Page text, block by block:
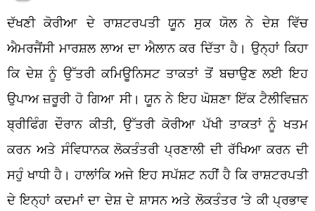
ਦੱਖਣੀ ਕੋਰੀਆ ਦੇ ਰਾਸ਼ਟਰਪਤੀ ਯੂਨ ਸੁਕ ਯੋਲ ਨੇ ਦੇਸ਼ ਵਿੱਚ
ਐਮਰਜੈਂਸੀ ਮਾਰਸ਼ਲ ਲਾਅ ਦਾ ਐਲਾਨ ਕਰ ਦਿੱਤਾ ਹੈ। ਉਨ੍ਹਾਂ ਕਿਹਾ
ਕਿ ਦੇਸ਼ ਨੂੰ ਉੱਤਰੀ ਕਮਿਊਨਿਸਟ ਤਾਕਤਾਂ ਤੋਂ ਬਚਾਉਣ ਲਈ ਇਹ
ਉਪਾਅ ਜ਼ਰੂਰੀ ਹੋ ਗਿਆ ਸੀ। ਯੂਨ ਨੇ ਇਹ ਘੋਸ਼ਣਾ ਇੱਕ ਟੈਲੀਵਿਜ਼ਨ
ਬ੍ਰੀਫਿੰਗ ਦੌਰਾਨ ਕੀਤੀ, ਉੱਤਰੀ ਕੋਰੀਆ ਪੱਖੀ ਤਾਕਤਾਂ ਨੂੰ ਖਤਮ
ਕਰਨ ਅਤੇ ਸੰਵਿਧਾਨਕ ਲੋਕਤੰਤਰੀ ਪ੍ਰਣਾਲੀ ਦੀ ਰੱਖਿਆ ਕਰਨ ਦੀ
ਸਹੁੰ ਖਾਧੀ ਹੈ। ਹਾਲਾਂਕਿ ਅਜੇ ਇਹ ਸਪੱਸ਼ਟ ਨਹੀਂ ਹੈ ਕਿ ਰਾਸ਼ਟਰਪਤੀ
ਦੇ ਇਨ੍ਹਾਂ ਕਦਮਾਂ ਦਾ ਦੇਸ਼ ਦੇ ਸ਼ਾਸਨ ਅਤੇ ਲੋਕਤੰਤਰ ‘ਤੇ ਕੀ ਪ੍ਰਭਾਵ